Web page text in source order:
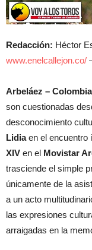
Redacción: Héctor
www.enelcallejon.co/
Arbeláez –
son cuestionadas
desconocimiento
Lidiaen el encuentro
XIV en el Movistar
trasciende el simple
únicamente de la
a un acto
las expresiones
arraigadas en la